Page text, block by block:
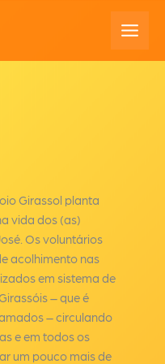
Girassol planta
vida dos (as)
Os voluntários
acolhimento nas
em sistema de
– que é
– circulando
e em todos os
um pouco mais de